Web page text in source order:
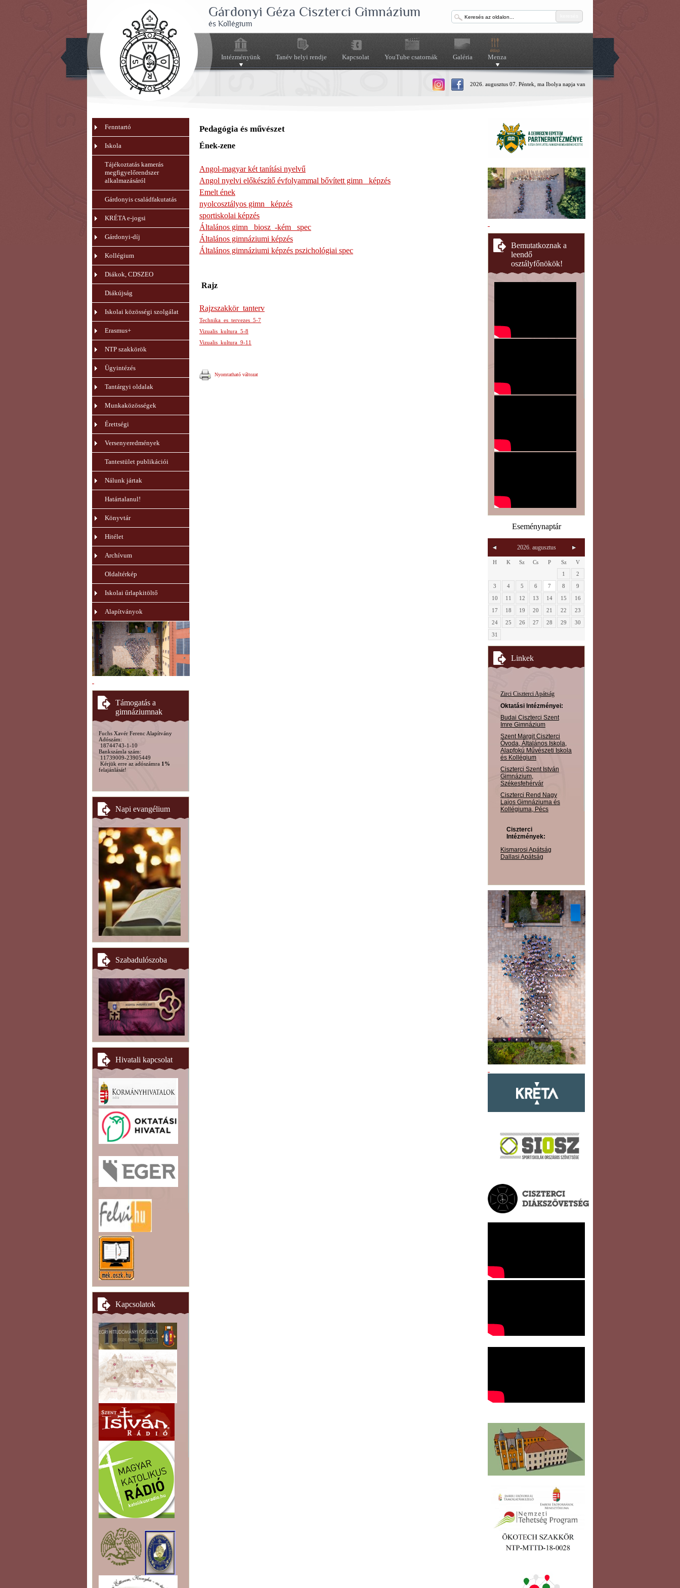
Gárdonyi Géza Ciszterci Gimnázium
és Kollégium
Intézményünk Tanév helyi rendje Kapcsolat YouTube csatornák Galéria Menza
2026. augusztus 07. Péntek, ma Ibolya napja van
Fenntartó
Iskola
Tájékoztatás kamerás
megfigyelőrendszer
alkalmazásáról
Gárdonyis családfakutatás
KRÉTA e-jogsi
Gárdonyi-díj
Kollégium
Diákok, CDSZEO
Diákújság
Iskolai közösségi szolgálat
Erasmus+
NTP szakkörök
Ügyintézés
Tantárgyi oldalak
Munkaközösségek
Érettségi
Versenyeredmények
Tantestület publikációi
Nálunk jártak
Határtalanul!
Könyvtár
Hitélet
Archívum
Oldaltérkép
Iskolai űrlapkitöltő
Alapítványok
Támogatás a
gimnáziumnak
Fuchs Xavér Ferenc Alapítvány
Adószám:
18744743-1-10
Bankszámla szám:
11739009-23905449
Kérjük erre az adószámra 1%
felajánlását!
Napi evangélium
Szabadulószoba
Hivatali kapcsolat
Kapcsolatok
Pedagógia és művészet
Ének-zene
Angol-magyar két tanítási nyelvű
Angol nyelvi előkészítő évfolyammal bővített gimn_ képzés
Emelt ének
nyolcosztályos gimn_ képzés
sportiskolai képzés
Általános gimn_ biosz_-kém_ spec
Általános gimnáziumi képzés
Általános gimnáziumi képzés pszichológiai spec
Rajz
Rajzszakkör_tanterv
Technika_es_tervezes_5-7
Vizualis_kultura_5-8
Vizualis_kultura_9-11
Nyomtatható változat
Bemutatkoznak a
leendő
osztályfőnökök!
Eseménynaptár
2026. augusztus
H K Sz Cs P Sz
V
1
2
3
4 5 6 7 8
9
10
11 12 13 14 15
16
17
18 19 20 21 22
23
24
25 26 27 28 29
30
31
Linkek
Zirci Ciszterci Apátság
Oktatási Intézményei:
Budai Ciszterci Szent
Imre Gimnázium
Szent Margit Ciszterci
Óvoda, Általános Iskola,
Alapfokú Művészeti Iskola
és Kollégium
Ciszterci Szent István
Gimnázium,
Székesfehérvár
Ciszterci Rend Nagy
Lajos Gimnáziuma és
Kollégiuma, Pécs
Ciszterci
Intézmények:
Kismarosi Apátság
Dallasi Apátság